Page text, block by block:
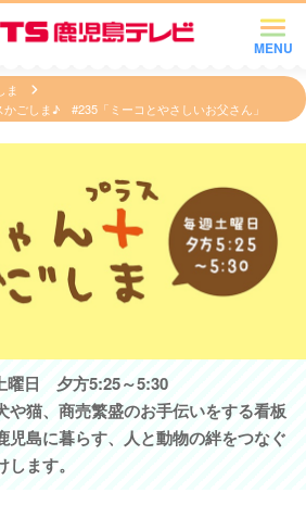
MENU
ま
ごしま♪ #235「ミーコとやさしいお父さん」
曜日 夕方5:25～5:30
や猫、商売繁盛のお手伝いをする看板
児島に暮らす、人と動物の絆をつなぐ
ます。